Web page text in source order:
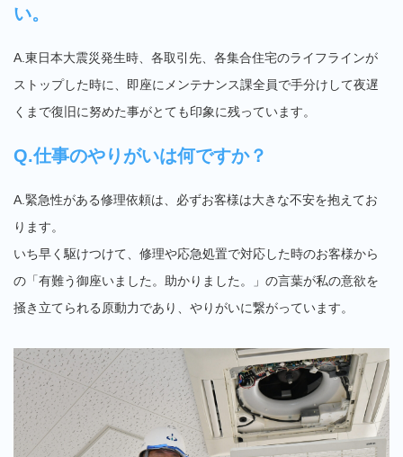
い。
A.東日本大震災発生時、各取引先、各集合住宅のライフラインが
ストップした時に、即座にメンテナンス課全員で手分けして夜遅
くまで復旧に努めた事がとても印象に残っています。
Q.仕事のやりがいは何ですか？
A.緊急性がある修理依頼は、必ずお客様は大きな不安を抱えてお
ります。
いち早く駆けつけて、修理や応急処置で対応した時のお客様から
の「有難う御座いました。助かりました。」の言葉が私の意欲を
掻き立てられる原動力であり、やりがいに繋がっています。